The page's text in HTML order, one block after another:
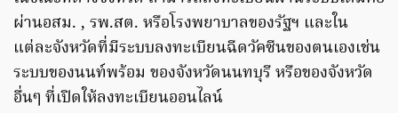
ผ่านอสม. , รพ.สต. หรือโรงพยาบาลของรัฐฯ และใน
แต่ละจังหวัดที่มีระบบลงทะเบียนฉีดวัคซีนของตนเองเช่น
ระบบของนนท์พร้อม ของจังหวัดนนทบุรี หรือของจังหวัด
อื่นๆ ที่เปิดให้ลงทะเบียนออนไลน์